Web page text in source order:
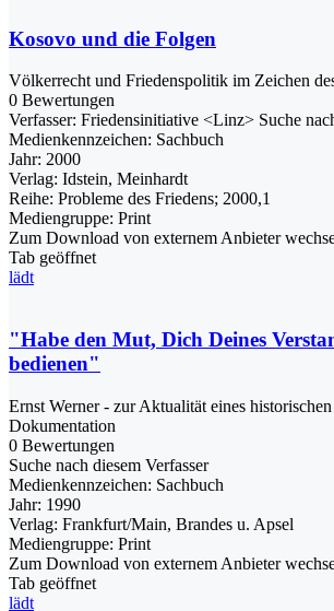
Kosovo und die Folgen
Völkerrecht und Friedenspolitik im Zeichen
0 Bewertungen
Verfasser: Friedensinitiative <Linz> Suche
Medienkennzeichen: Sachbuch
Jahr: 2000
Verlag: Idstein, Meinhardt
Reihe: Probleme des Friedens; 2000,1
Mediengruppe: Print
Zum Download von externem Anbieter
Tab geöffnet
lädt
"Habe den Mut, Dich Deines
bedienen"
Ernst Werner - zur Aktualität eines
Dokumentation
0 Bewertungen
Suche nach diesem Verfasser
Medienkennzeichen: Sachbuch
Jahr: 1990
Verlag: Frankfurt/Main, Brandes u. Apsel
Mediengruppe: Print
Zum Download von externem Anbieter
Tab geöffnet
lädt